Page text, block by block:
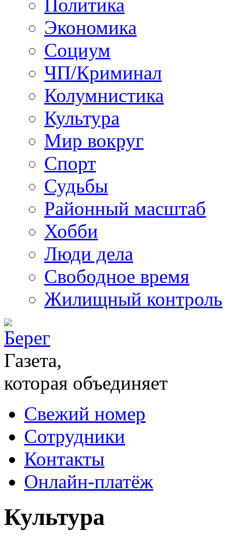
Политика
Экономика
Социум
ЧП/Криминал
Колумнистика
Культура
Мир вокруг
Спорт
Судьбы
Районный масштаб
Хобби
Люди дела
Свободное время
Жилищный контроль
Газета,
которая объединяет
Свежий номер
Сотрудники
Контакты
Онлайн-платёж
Культура